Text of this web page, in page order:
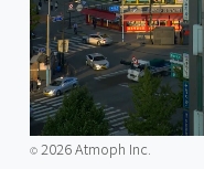
©️2026 Atmoph Inc.